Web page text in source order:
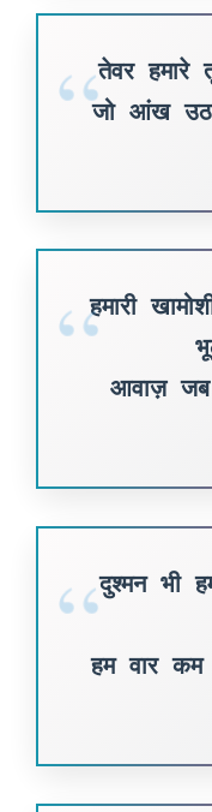
तेवर हमारे
जो आंख
हमारी
आवाज़ जब
दुश्मन भी
हम वार